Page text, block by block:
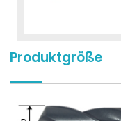
Produktgröße